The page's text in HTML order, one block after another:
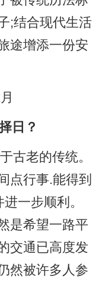
;结合现代生活
途增添一份安
日？
古老的传统。
点行事.能得到
一步顺利。
是希望一路平
交通已高度发
然被许多人参